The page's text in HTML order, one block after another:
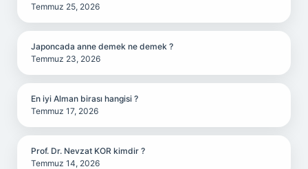
Temmuz 25, 2026
Japoncada anne demek ne demek ?
Temmuz 23, 2026
En iyi Alman birası hangisi ?
Temmuz 17, 2026
Prof. Dr. Nevzat KOR kimdir ?
Temmuz 14, 2026